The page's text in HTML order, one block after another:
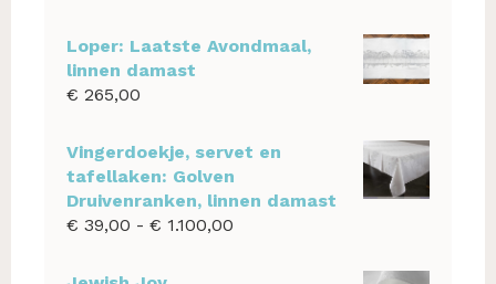
was:
€ 925,00.
Loper: Laatste Avondmaal,
linnen damast
€ 265,00
Vingerdoekje, servet en
tafellaken: Golven
Druivenranken, linnen damast
€ 39,00 - € 1.100,00